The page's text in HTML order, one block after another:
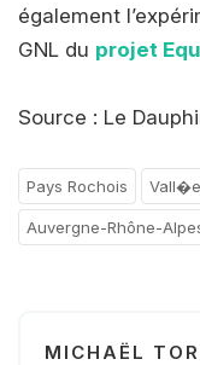
également
GNL du projet
Source : Le
Pays Rochois
Auvergne-Rhône-
MICHAËL